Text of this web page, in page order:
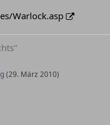
Warlock.asp
(29. März 2010)